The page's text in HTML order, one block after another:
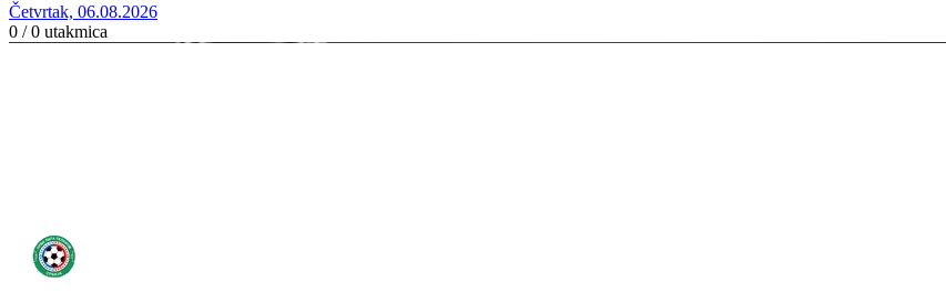
Četvrtak, 06.08.2026
0 / 0 utakmica